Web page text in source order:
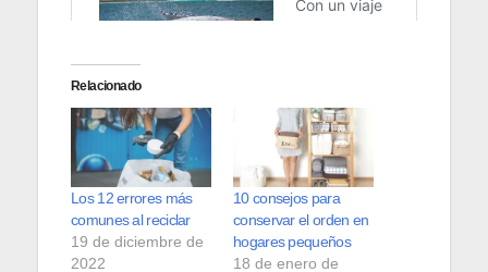
Relacionado
Los 12 errores más
comunes al reciclar
19 de diciembre de
2022
10 consejos para
conservar el orden en
hogares pequeños
18 de enero de